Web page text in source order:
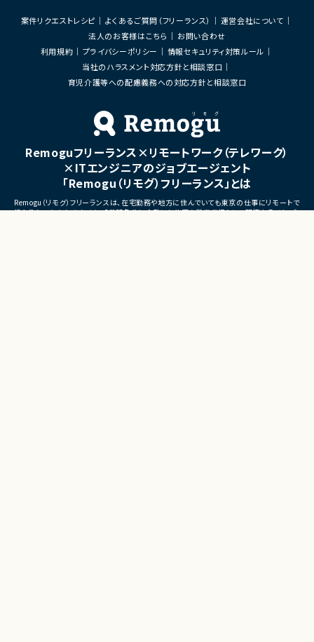
・仮説立案、検証、優先順位
・KPI設計、ロードマップ策定
・エンジニア、デザイナー、CS
ィングとの連携推進
■募集背景
・既存サービス拡大および新
■担当工程
・要件定義
・仕様設計
・プロダクト企画
・開発推進
・運用改善
・フルリモート勤務可能
案件リクエストレシピ よくあるご質問（フリーランス）
運営会社について
法人のお客様はこちら
お問い合わせ
利用規約
プライバシーポリシー
情報セキュリティ対策ルール
当社のハラスメント対応方針と相談窓口
育児介護等への配慮義務への対応方針と相談窓口
Remoguフリーランス×リモートワーク（テレワーク）
×ITエンジニアのジョブエージェント
「Remogu（リモグ）フリーランス」とは
Remogu（リモグ）フリーランスは、在宅勤務や地方に住んでいても東京の仕事にリモートで
携わりたいあなたのために、「希望条件に合致した仕事を営業代行として開拓する」ジョブ